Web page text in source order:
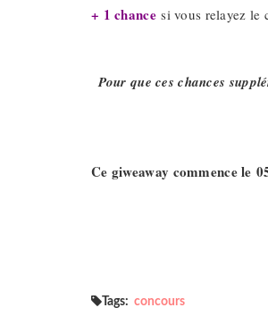
+ 1 chancesi vous relayez le
Pour que ces chances
Ce giweaway commence le
Tags: concours